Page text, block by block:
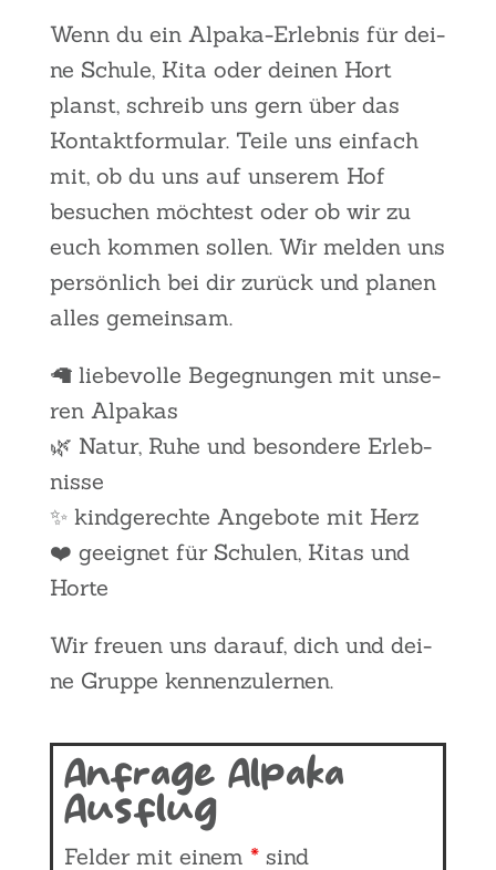
Wenn du ein Alpa­ka-Erleb­nis für dei­
ne Schu­le, Kita oder dei­nen Hort
planst, schreib uns gern über das
Kon­takt­for­mu­lar. Tei­le uns ein­fach
mit, ob du uns auf unse­rem Hof
besu­chen möch­test oder ob wir zu
euch kom­men sol­len. Wir mel­den uns
per­sön­lich bei dir zurück und pla­nen
alles gemein­sam.
🦙 lie­be­vol­le Begeg­nun­gen mit unse­
ren Alpa­kas
🌿 Natur, Ruhe und beson­de­re Erleb­
nis­se
✨ kind­ge­rech­te Ange­bo­te mit Herz
❤️ geeig­net für Schu­len, Kitas und
Hor­te
Wir freu­en uns dar­auf, dich und dei­
ne Grup­pe ken­nen­zu­ler­nen.
Anfrage Alpaka
Ausflug
Felder mit einem *sind